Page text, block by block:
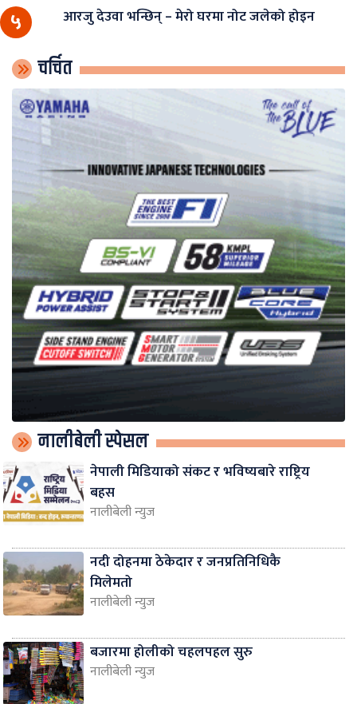
५ आरजु देउवा भन्छिन् – मेरो घरमा नोट जलेको होइन
चर्चित
नालीबेली स्पेसल
नेपाली मिडियाको संकट र भविष्यबारे राष्ट्रिय
बहस
नालीबेली न्युज
नदी दोहनमा ठेकेदार र जनप्रतिनिधिकै
मिलेमतो
नालीबेली न्युज
बजारमा होलीको चहलपहल सुरु
नालीबेली न्युज